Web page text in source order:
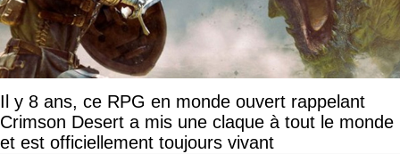
Il y 8 ans, ce RPG en monde ouvert rappelant
Crimson Desert a mis une claque à tout le monde
et est officiellement toujours vivant